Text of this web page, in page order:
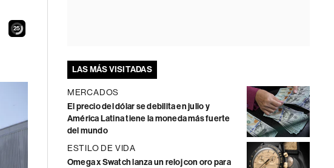
24
LAS MÁS VISITADAS
MERCADOS
El precio del dólar se debilita en julio y
América Latina tiene la moneda más fuerte
del mundo
ESTILO DE VIDA
Omega x Swatch lanza un reloj con oro para